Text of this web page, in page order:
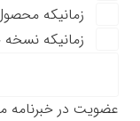
عدد
زمانیکه
زمانیکه
عضویت در خبرنامه